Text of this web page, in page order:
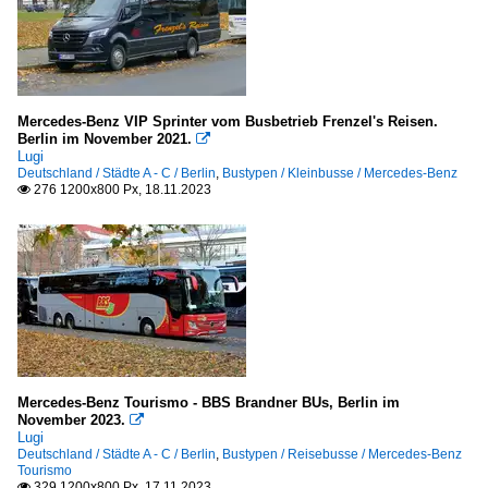
Mercedes-Benz VIP Sprinter vom Busbetrieb Frenzel's Reisen.
Berlin im November 2021. 
Lugi
Deutschland / Städte A - C / Berlin, Bustypen / Kleinbusse / Mercedes-Benz
 276 1200x800 Px, 18.11.2023
Mercedes-Benz Tourismo - BBS Brandner BUs, Berlin im
November 2023. 
Lugi
Deutschland / Städte A - C / Berlin, Bustypen / Reisebusse / Mercedes-Benz
Tourismo